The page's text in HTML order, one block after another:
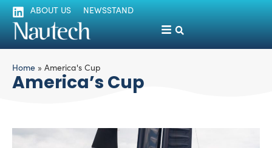
ABOUT US NEWSSTAND
Home » America's Cup
America’s Cup